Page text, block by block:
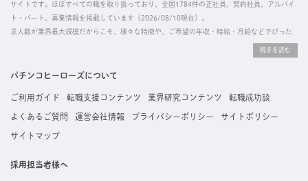
サイトです。ほぼすべての職を取り扱っており、全国1784件の正社員、契約社員、アルバイ
ト・パート、募集情報を掲載しています（2026/08/10現在）。
求人数が業界最大規模だからこそ、様々な特徴や、ご希望の年収・時給・月給などでぴった
りな求人を探すことができ、ご利用者の約96%の方に「満足」とお答えいただいています。
掲載している求人は、すべて契約法人様から寄せられた正規の求人情報です。応募いただい
た内容はすぐに直接事業所に届くためスムーズに転職・復職できます。
パチンコヒーローズについて
ご利用ガイド 転職支援コンテンツ 業界研究コンテンツ 転職成功談
よくあるご質問 運営会社情報 プライバシーポリシー サイトポリシー
サイトマップ
採用担当者様へ